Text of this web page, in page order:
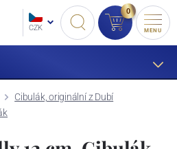
CZK
0
MENU
Cibulák, originální z Dubí